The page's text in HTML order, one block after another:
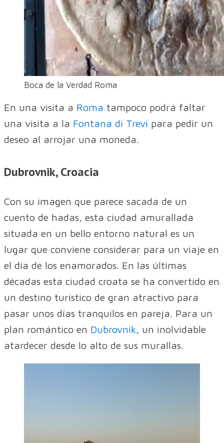
Boca de la Verdad Roma
En una visita a Roma tampoco podrá faltar
una visita a la Fontana di Trevi para pedir un
deseo al arrojar una moneda.
Dubrovnik, Croacia
Con su imagen que parece sacada de un
cuento de hadas, esta ciudad amurallada
situada en un bello entorno natural es un
lugar que conviene considerar para un viaje en
el día de los enamorados. En las últimas
décadas esta ciudad croata se ha convertido en
un destino turístico de gran atractivo para
pasar unos días tranquilos en pareja. Para un
plan romántico en Dubrovnik, un inolvidable
atardecer desde lo alto de sus murallas.